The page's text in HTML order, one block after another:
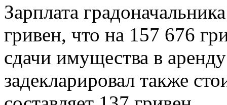
Зарплата
гривен, что на 157 676
сдачи имущества в
задекларировал также